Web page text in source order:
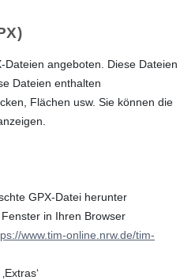
Dateien angeboten. Diese Dateien
Dateien enthalten
Flächen usw. Sie können die
GPX-Datei herunter
in Ihren Browser
www.tim-online.nrw.de/tim-